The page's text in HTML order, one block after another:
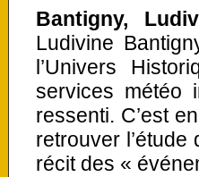
Bantigny,
Ludivine
l’Univers
services météo
ressenti. C’est
retrouver
récit des «